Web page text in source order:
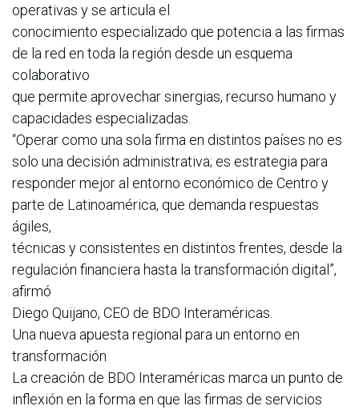
operativas y se articula el
conocimiento especializado que potencia a las firmas
de la red en toda la región desde un esquema
colaborativo
que permite aprovechar sinergias, recurso humano y
capacidades especializadas.
“Operar como una sola firma en distintos países no es
solo una decisión administrativa; es estrategia para
responder mejor al entorno económico de Centro y
parte de Latinoamérica, que demanda respuestas
ágiles,
técnicas y consistentes en distintos frentes, desde la
regulación financiera hasta la transformación digital”,
afirmó
Diego Quijano, CEO de BDO Interaméricas.
Una nueva apuesta regional para un entorno en
transformación
La creación de BDO Interaméricas marca un punto de
inflexión en la forma en que las firmas de servicios